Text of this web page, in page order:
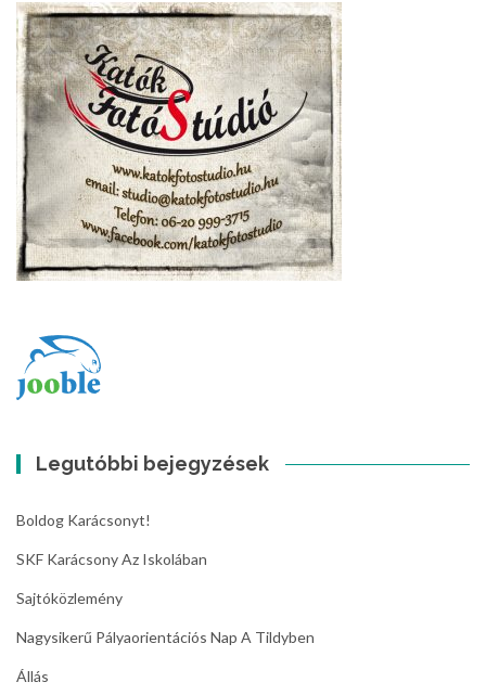
Legutóbbi bejegyzések
Boldog Karácsonyt!
SKF Karácsony Az Iskolában
Sajtóközlemény
Nagysikerű Pályaorientációs Nap A Tildyben
Állás